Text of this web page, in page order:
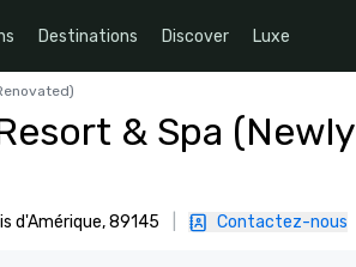
Destinations Discover Luxe
& Spa (Newly
d'Amérique, 89145 Contactez-nous